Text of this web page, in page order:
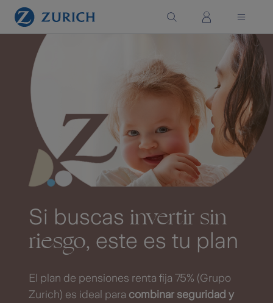
Saltar al contenido principal
Si buscas invertir sin
riesgo, este es tu plan
El plan de pensiones renta fija 75% (Grupo
Zurich) es ideal para combinar seguridad y